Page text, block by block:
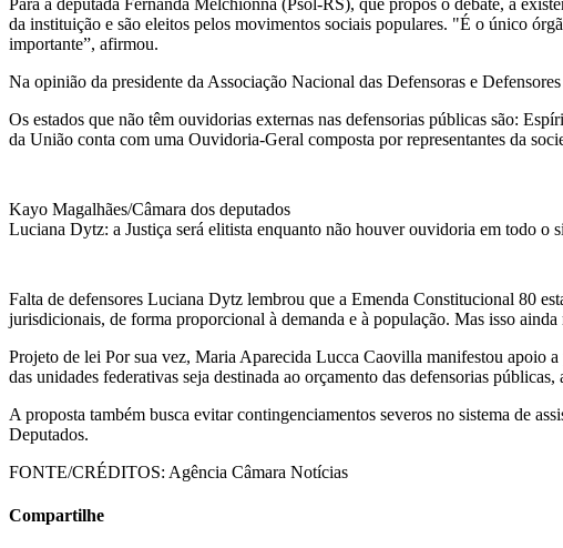
da instituição e são eleitos pelos movimentos sociais populares. "É o único
importante”, afirmou.
Na opinião da presidente da Associação Nacional das Defensoras e
Os estados que não têm ouvidorias externas nas defensorias públicas são:
da União conta com uma Ouvidoria-Geral composta por representantes da
Kayo Magalhães/Câmara dos deputados
Luciana Dytz: a Justiça será elitista enquanto não houver ouvidoria em todo o
Falta de defensores Luciana Dytz lembrou que a Emenda Constitucional 80
jurisdicionais, de forma proporcional à demanda e à população. Mas isso
Projeto de lei Por sua vez, Maria Aparecida Lucca Caovilla manifestou apoio
das unidades federativas seja destinada ao orçamento das defensorias
A proposta também busca evitar contingenciamentos severos no sistema de
Deputados.
FONTE/CRÉDITOS: Agência Câmara Notícias
Compartilhe